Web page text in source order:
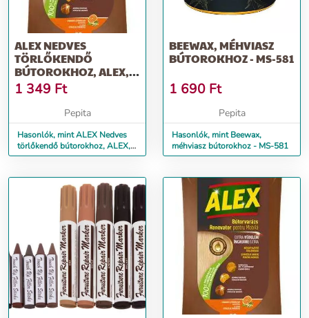
ALEX NEDVES
TÖRLŐKENDŐ
BÚTOROKHOZ, ALEX,
30 DB
1 349 Ft
Pepita
Hasonlók, mint ALEX Nedves
törlőkendő bútorokhoz, ALEX,
30 db
BEEWAX, MÉHVIASZ
BÚTOROKHOZ - MS-581
1 690 Ft
Pepita
Hasonlók, mint Beewax,
méhviasz bútorokhoz - MS-581